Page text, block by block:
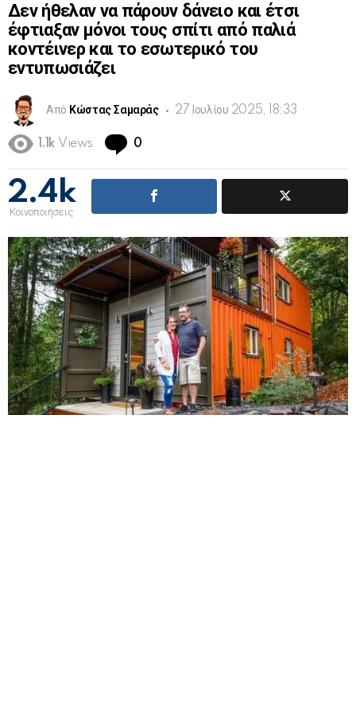
Δεν ήθελαν να πάρουν δάνειο και έτσι
έφτιαξαν μόνοι τους σπίτι από παλιά
κοντέινερ και το εσωτερικό του
εντυπωσιάζει
Από Κώστας Σαμαράς 27 Ιουλίου 2025, 18:33
1.1k Views 0
2.4k
Κοινοποιήσεις